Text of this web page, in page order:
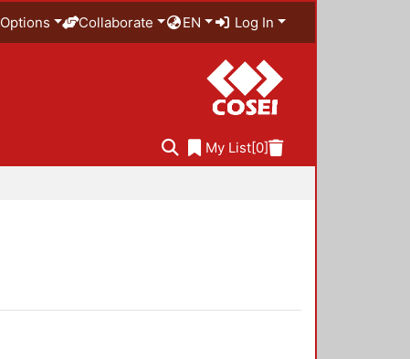
Options Collaborate EN Log In
My List[0]